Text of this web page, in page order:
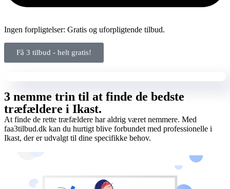
Ingen forpligtelser: Gratis og uforpligtende tilbud.
Få 3 tilbud - helt gratis!
3 nemme trin til at finde de bedste
træfældere i Ikast.
At finde de rette træfældere har aldrig været nemmere. Med
faa3tilbud.dk kan du hurtigt blive forbundet med professionelle i
Ikast, der er udvalgt til dine specifikke behov.